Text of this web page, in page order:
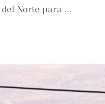
Norte para …